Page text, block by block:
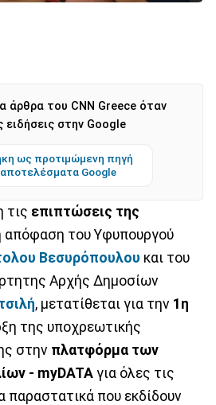
άρθρα του CNN Greece όταν
ειδήσεις στην Google
ως προτιμώμενη πηγή
Google
τις επιπτώσεις της
απόφαση του Υφυπουργού
Βεσυρόπουλου και του
Αρχής Δημοσίων
, μετατίθεται για την 1η
της υποχρεωτικής
στην πλατφόρμα των
- myDATA για όλες τις
παραστατικά που εκδίδουν